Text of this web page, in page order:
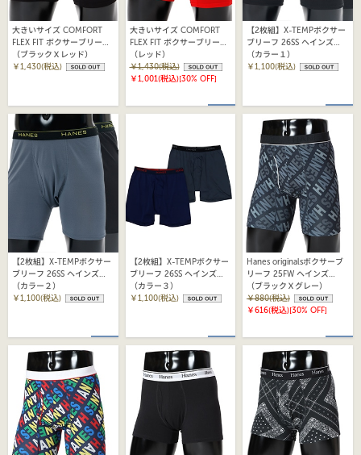
大きいサイズ COMFORT
FLEX FIT ボクサーブリーフ
25FW ヘインズ
(HM6EQ102K)
（ブラックＸレッド）
￥1,430(税込)
大きいサイズ COMFORT
FLEX FIT ボクサーブリーフ
25FW ヘインズ
(HM6EQ102K)
（レッド）
￥1,430(税込)
￥1,001(税込)[30% OFF]
【2枚組】X-TEMPボクサー
ブリーフ 26SS ヘインズ
(HM6EC701)
（カラー１）
￥1,100(税込)
【2枚組】X-TEMPボクサー
ブリーフ 26SS ヘインズ
(HM6EC701)
（カラー２）
￥1,100(税込)
【2枚組】X-TEMPボクサー
ブリーフ 26SS ヘインズ
(HM6EC701)
（カラー３）
￥1,100(税込)
Hanes originalsボクサーブ
リーフ 25FW ヘインズ
(HM6EB102)
（ブラックＸグレー）
￥880(税込)
￥616(税込)[30% OFF]